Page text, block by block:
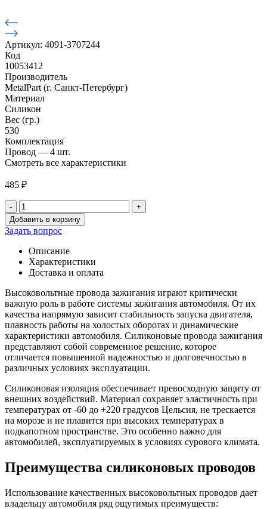
Артикул: 4091-3707244
Код
10053412
Производитель
MetalPart (г. Санкт-Петербург)
Материал
Силикон
Вес (гр.)
530
Комплектация
Провод — 4 шт.
Смотреть все характеристики
485 ₽
- +
Количество
товара
Провод
высоковольтный
4091
дв.с
силикон
(Gargen)
Добавить в корзину
Задать вопрос
Описание
Характеристики
Доставка и оплата
Высоковольтные провода зажигания играют критически
важную роль в работе системы зажигания автомобиля. От их
качества напрямую зависит стабильность запуска двигателя,
плавность работы на холостых оборотах и динамические
характеристики автомобиля. Силиконовые провода зажигания
представляют собой современное решение, которое
отличается повышенной надежностью и долговечностью в
различных условиях эксплуатации.
Силиконовая изоляция обеспечивает превосходную защиту от
внешних воздействий. Материал сохраняет эластичность при
температурах от -60 до +220 градусов Цельсия, не трескается
на морозе и не плавится при высоких температурах в
подкапотном пространстве. Это особенно важно для
автомобилей, эксплуатируемых в условиях сурового климата.
Преимущества силиконовых проводов
Использование качественных высоковольтных проводов дает
владельцу автомобиля ряд ощутимых преимуществ: